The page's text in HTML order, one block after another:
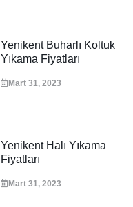
Yenikent Buharlı Koltuk
Yıkama Fiyatları
Mart 31, 2023
Yenikent Halı Yıkama
Fiyatları
Mart 31, 2023